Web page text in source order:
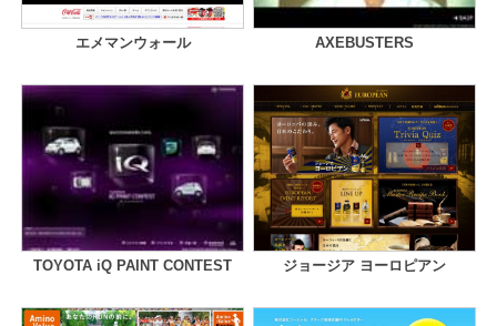
エメマンウォール AXEBUSTERS
TOYOTA iQ PAINT CONTEST ジョージア ヨーロピアン